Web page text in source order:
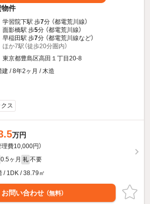
物件
学習院下駅 歩7分 （都電荒川線）
面影橋駅 歩5分 （都電荒川線）
早稲田駅 歩7分 （都電荒川線など）
ほか7駅（徒歩20分圏内）
東京都豊島区高田１丁目20-8
建 / 8年2ヶ月 / 木造
ス
万円
理費10,000円）
0.5ヶ月 礼 不要
/ 1DK / 38.79㎡
お問い合わせ （無料）